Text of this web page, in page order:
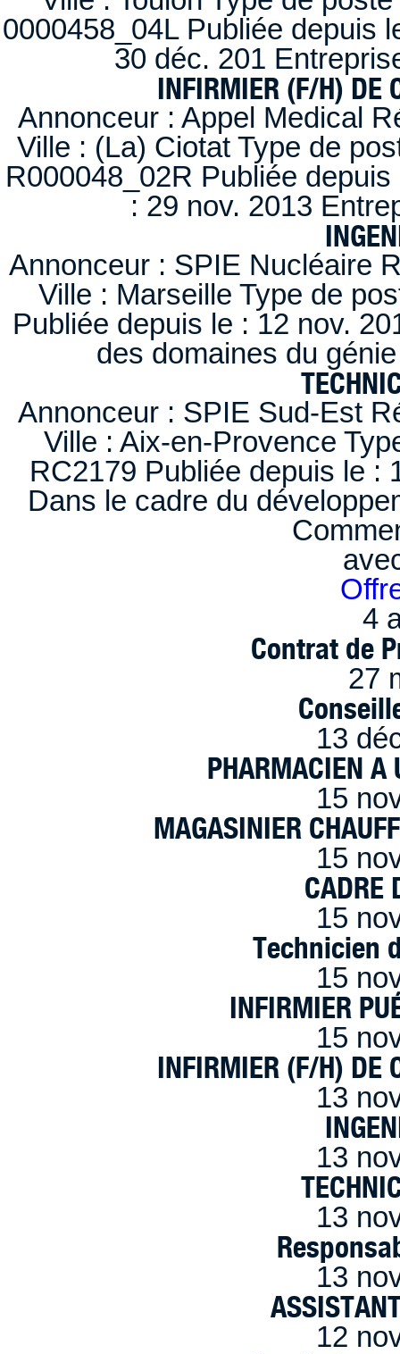
0000458_04L Publiée depuis
30 déc. 201
INFIRMIER (F/H) DE
Annonceur : Appel Medical
Ville : (La) Ciotat Type de
R000048_02R Publiée
: 29 nov. 2013
Annonceur : SPIE Nucléaire
Ville : Marseille Type de
Publiée depuis le : 12 nov.
des domaines du
Annonceur : SPIE Sud-Est
Ville : Aix-en-Provence
RC2179 Publiée depuis le :
Dans le cadre du
4
Contrat de
27
13
PHARMACIEN A
15
MAGASINIER
15
CADRE
15
Technicien
15
INFIRMIER
15
INFIRMIER (F/H) DE
13
13
13
13
12